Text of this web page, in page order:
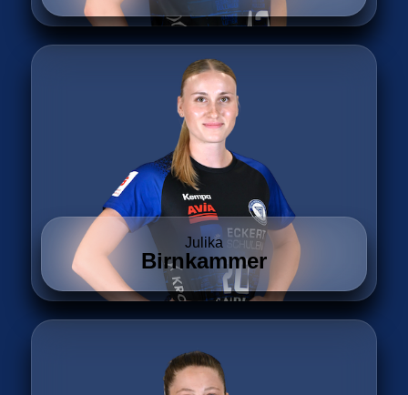
Julika
Birnkammer